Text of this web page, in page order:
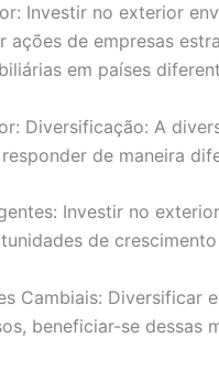
Investir no exterior
ações de empresas
em países
Diversificação: A
de maneira
Investir no
de
Cambiais:
beneficiar-se dessas